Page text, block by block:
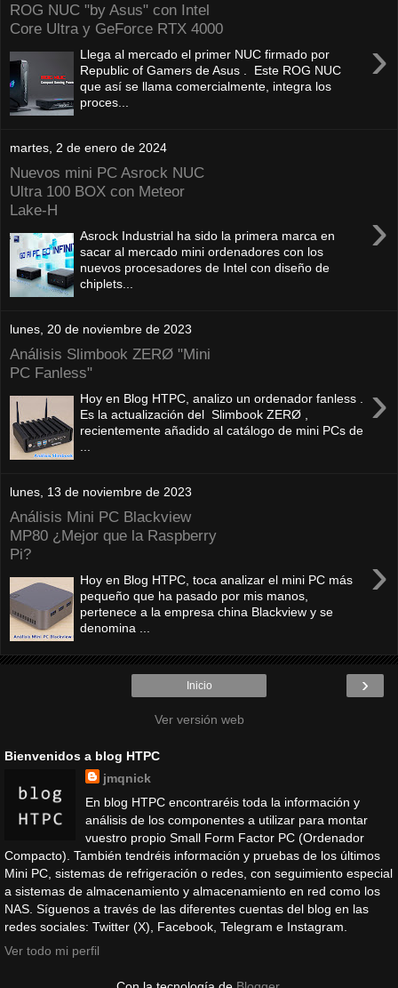
ROG NUC "by Asus" con Intel
Core Ultra y GeForce RTX 4000
›
Llega al mercado el primer NUC firmado por
Republic of Gamers de Asus . Este ROG NUC
que así se llama comercialmente, integra los
proces...
martes, 2 de enero de 2024
Nuevos mini PC Asrock NUC
Ultra 100 BOX con Meteor
Lake-H
›
Asrock Industrial ha sido la primera marca en
sacar al mercado mini ordenadores con los
nuevos procesadores de Intel con diseño de
chiplets...
lunes, 20 de noviembre de 2023
Análisis Slimbook ZERØ "Mini
PC Fanless"
›
Hoy en Blog HTPC, analizo un ordenador fanless .
Es la actualización del Slimbook ZERØ ,
recientemente añadido al catálogo de mini PCs de
lunes, 13 de noviembre de 2023
Análisis Mini PC Blackview
MP80 ¿Mejor que la Raspberry
Pi?
›
Hoy en Blog HTPC, toca analizar el mini PC más
pequeño que ha pasado por mis manos,
pertenece a la empresa china Blackview y se
denomina ...
›
Inicio
Ver versión web
Bienvenidos a blog HTPC
jmqnick
En blog HTPC encontraréis toda la información y
análisis de los componentes a utilizar para montar
vuestro propio Small Form Factor PC (Ordenador
Compacto). También tendréis información y pruebas de los últimos
Mini PC, sistemas de refrigeración o redes, con seguimiento especial
a sistemas de almacenamiento y almacenamiento en red como los
NAS. Síguenos a través de las diferentes cuentas del blog en las
redes sociales: Twitter (X), Facebook, Telegram e Instagram.
Ver todo mi perfil